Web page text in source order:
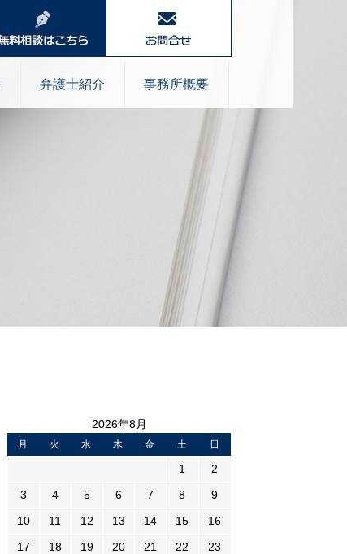
弁護士紹介 事務所概要
2026年8月
月 火 水 木 金 土 日
1
2
3
4 5 6 7 8
9
10
11 12 13 14 15
16
17
18 19 20 21 22
23